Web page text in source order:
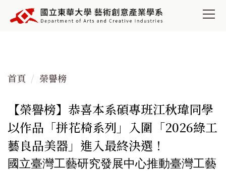
到
容
首頁 榮譽榜
【榮譽榜】恭喜本系碩專班江秋瑋同學
以作品「拼花椅系列」入圍「2026綠工
藝良品美器」進入最終決選！
國立臺灣工藝研究發展中心推動臺灣工藝